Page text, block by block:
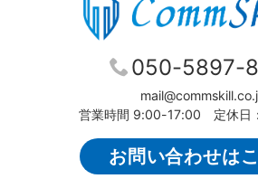
050-5897-
営業時間 9:00-17:00 定休日
お問い合わせは